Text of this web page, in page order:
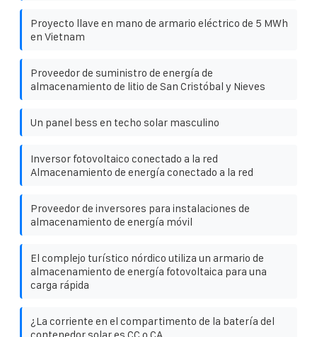
Proyecto llave en mano de armario eléctrico de 5 MWh
en Vietnam
Proveedor de suministro de energía de
almacenamiento de litio de San Cristóbal y Nieves
Un panel bess en techo solar masculino
Inversor fotovoltaico conectado a la red
Almacenamiento de energía conectado a la red
Proveedor de inversores para instalaciones de
almacenamiento de energía móvil
El complejo turístico nórdico utiliza un armario de
almacenamiento de energía fotovoltaica para una
carga rápida
¿La corriente en el compartimento de la batería del
contenedor solar es CC o CA